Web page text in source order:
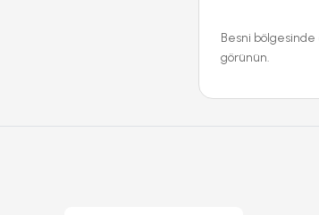
Besni
görünün.